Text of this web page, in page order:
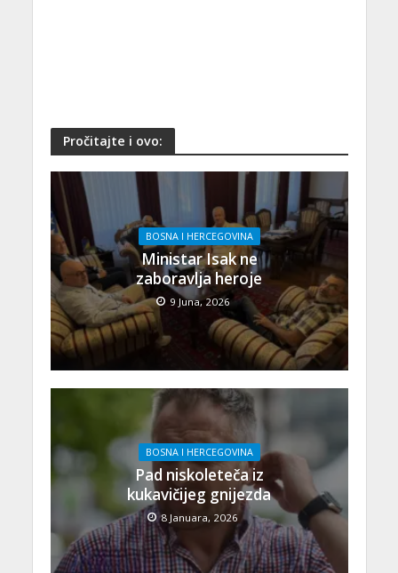
Pročitajte i ovo:
BOSNA I HERCEGOVINA
Ministar Isak ne
zaboravlja heroje
9 Juna, 2026
BOSNA I HERCEGOVINA
Pad niskoleteča iz
kukavičijeg gnijezda
8 Januara, 2026